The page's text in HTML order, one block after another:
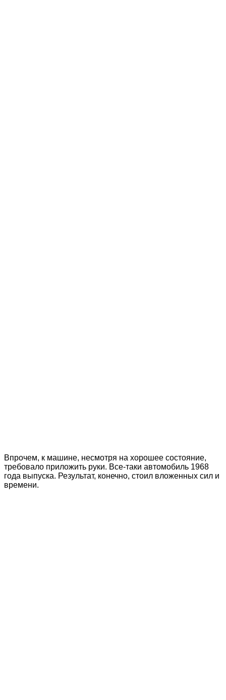
Впрочем, к машине, несмотря на хорошее состояние,
требовало приложить руки. Все-таки автомобиль 1968
года выпуска. Результат, конечно, стоил вложенных сил и
времени.